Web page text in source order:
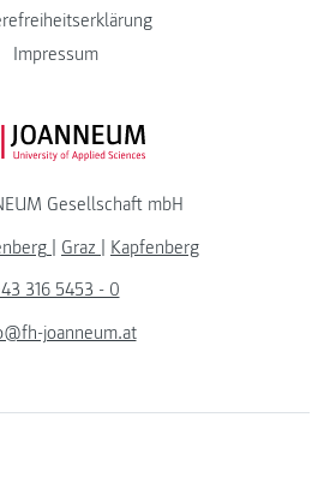
Impressum
FH JOANNEUM Logo
Gesellschaft mbH
| Graz | Kapfenberg
316 5453 - 0
joanneum.at